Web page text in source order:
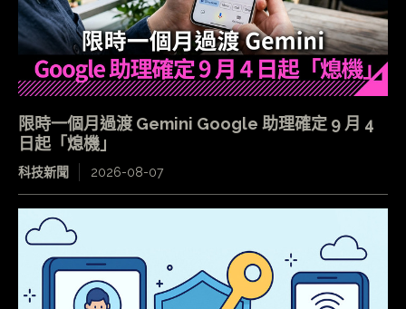
限時一個月過渡 Gemini Google 助理確定 9 月 4
日起「熄機」
科技新聞 2026-08-07